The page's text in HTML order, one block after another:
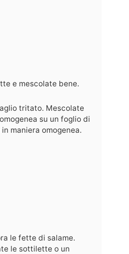
e mescolate bene.
tritato. Mescolate
su un foglio di
maniera omogenea.
le fette di salame.
le sottilette o un